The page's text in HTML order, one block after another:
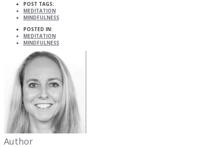
POST TAGS:
MEDITATION
MINDFULNESS
POSTED IN:
MEDITATION
MINDFULNESS
Author